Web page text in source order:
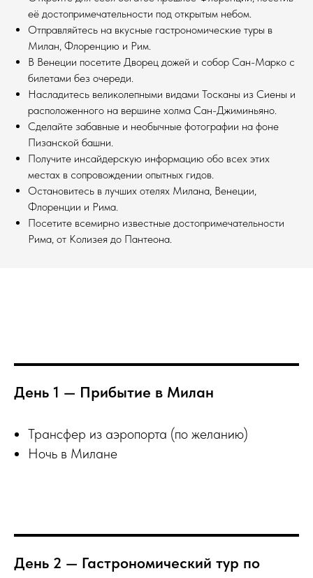
её достопримечательности под открытым небом.
Отправляйтесь на вкусные гастрономические туры в
Милан, Флоренцию и Рим.
В Венеции посетите Дворец дожей и собор Сан-Марко с
билетами без очереди.
Насладитесь великолепными видами Тосканы из Сиены и
расположенного на вершине холма Сан-Джиминьяно.
Сделайте забавные и необычные фотографии на фоне
Пизанской башни.
Получите инсайдерскую информацию обо всех этих
местах в сопровождении опытных гидов.
Остановитесь в лучших отелях Милана, Венеции,
Флоренции и Рима.
Посетите всемирно известные достопримечательности
Рима, от Колизея до Пантеона.
День 1 — Прибытие в Милан
Трансфер из аэропорта (по желанию)
Ночь в Милане
День 2 — Гастрономический тур по